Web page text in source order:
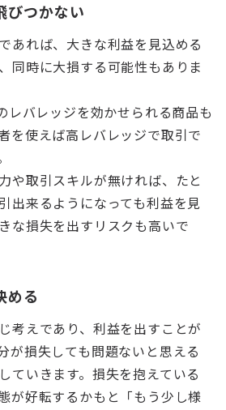
びつかない
あれば、大きな利益を見込める
同時に大損する可能性もありま
レバレッジを効かせられる商品も
を使えば高レバレッジで取引で
や取引スキルが無ければ、たと
出来るようになっても利益を見
な損失を出すリスクも高いで
める
考えであり、利益を出すことが
が損失しても問題ないと思える
ていきます。損失を抱えている
が好転するかもと「もう少し様